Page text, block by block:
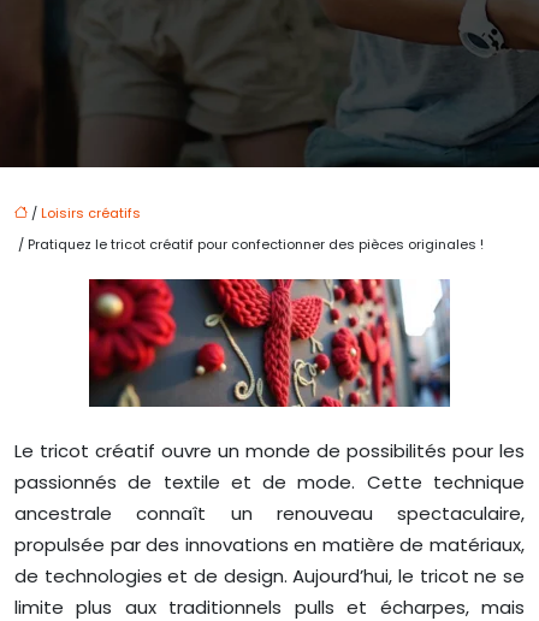
/Loisirs créatifs
/ Pratiquez le tricot créatif pour confectionner des pièces originales !
Le tricot créatif ouvre un monde de possibilités pour les
passionnés de textile et de mode. Cette technique
ancestrale connaît un renouveau spectaculaire,
propulsée par des innovations en matière de matériaux,
de technologies et de design. Aujourd’hui, le tricot ne se
limite plus aux traditionnels pulls et écharpes, mais